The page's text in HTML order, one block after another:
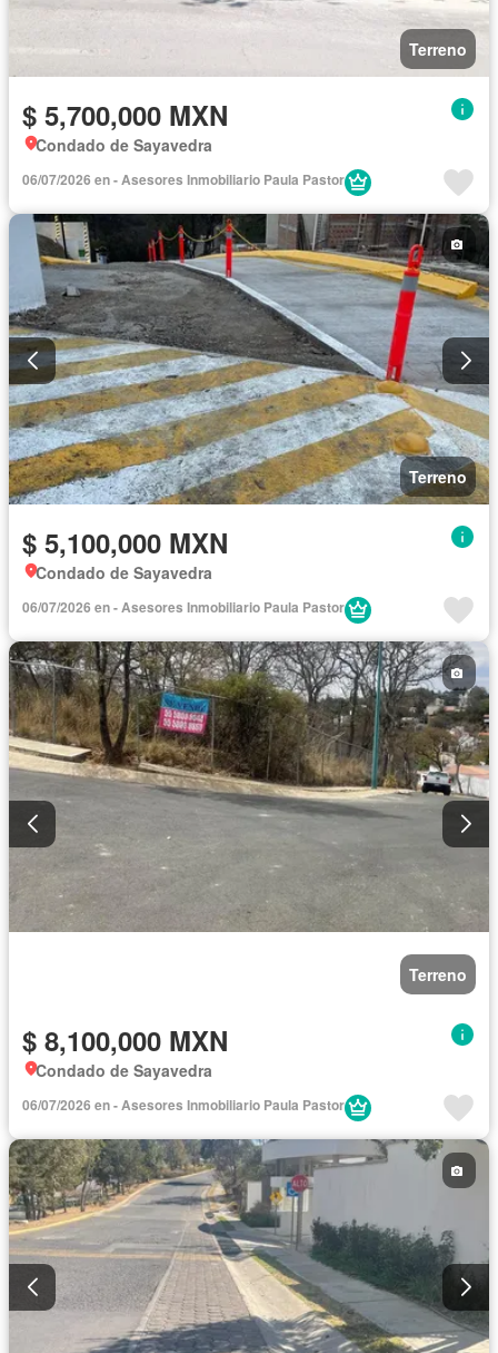
Terreno
$ 5,700,000 MXN
Condado de Sayavedra
06/07/2026 en - Asesores Inmobiliario Paula Pastor
Terreno
$ 5,100,000 MXN
Condado de Sayavedra
06/07/2026 en - Asesores Inmobiliario Paula Pastor
Terreno
$ 8,100,000 MXN
Condado de Sayavedra
06/07/2026 en - Asesores Inmobiliario Paula Pastor